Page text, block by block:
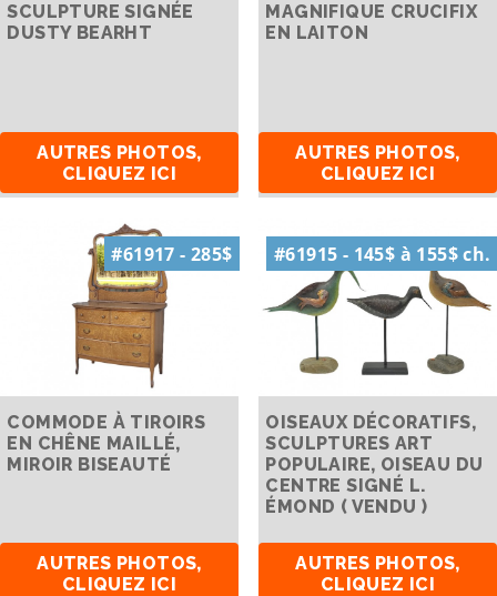
SCULPTURE SIGNÉE
DUSTY BEARHT
AUTRES PHOTOS,
CLIQUEZ ICI
MAGNIFIQUE CRUCIFIX
EN LAITON
AUTRES PHOTOS,
CLIQUEZ ICI
#61917 - 285$
COMMODE À TIROIRS
EN CHÊNE MAILLÉ,
MIROIR BISEAUTÉ
AUTRES PHOTOS,
CLIQUEZ ICI
#61915 - 145$ à 155$ ch.
OISEAUX DÉCORATIFS,
SCULPTURES ART
POPULAIRE, OISEAU DU
CENTRE SIGNÉ L.
ÉMOND ( VENDU )
AUTRES PHOTOS,
CLIQUEZ ICI